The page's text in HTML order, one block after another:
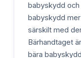
babyskydd
babyskydd
särskilt med
Bärhandtaget
bära